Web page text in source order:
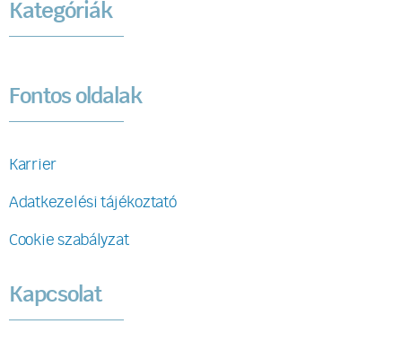
Kategóriák
Fontos oldalak
Karrier
Adatkezelési tájékoztató
Cookie szabályzat
Kapcsolat